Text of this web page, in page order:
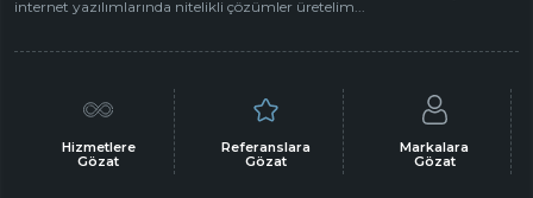
internet yazılımlarında nitelikli çözümler üretelim...
Hizmetlere
Gözat
Referanslara
Gözat
Markalara
Gözat